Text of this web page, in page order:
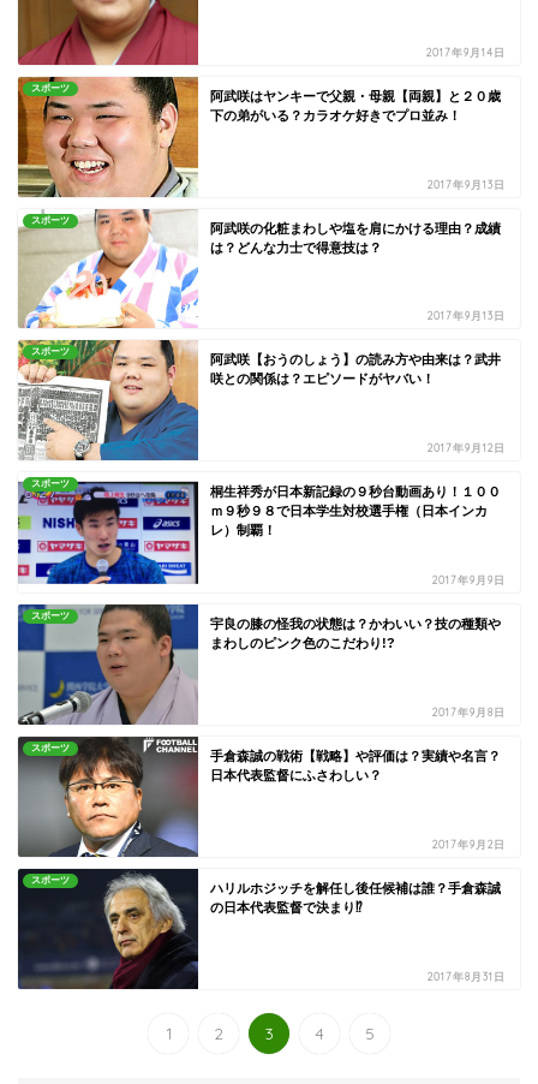
2017年9月14日
スポーツ
阿武咲はヤンキーで父親・母親【両親】と２０歳
下の弟がいる？カラオケ好きでプロ並み！
2017年9月13日
スポーツ
阿武咲の化粧まわしや塩を肩にかける理由？成績
は？どんな力士で得意技は？
2017年9月13日
スポーツ
阿武咲【おうのしょう】の読み方や由来は？武井
咲との関係は？エピソードがヤバい！
2017年9月12日
スポーツ
桐生祥秀が日本新記録の９秒台動画あり！１００
ｍ９秒９８で日本学生対校選手権（日本インカ
レ）制覇！
2017年9月9日
スポーツ
宇良の膝の怪我の状態は？かわいい？技の種類や
まわしのピンク色のこだわり!?
2017年9月8日
スポーツ
手倉森誠の戦術【戦略】や評価は？実績や名言？
日本代表監督にふさわしい？
2017年9月2日
スポーツ
ハリルホジッチを解任し後任候補は誰？手倉森誠
の日本代表監督で決まり⁉
2017年8月31日
1 2 3 4 5